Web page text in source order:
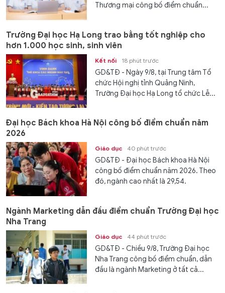
Thương mại công bố điểm chuẩn...
Trường Đại học Hạ Long trao bằng tốt nghiệp cho
hơn 1.000 học sinh, sinh viên
Kết nối 18 phút trước
GD&TĐ - Ngày 9/8, tại Trung tâm Tổ
chức Hội nghị tỉnh Quảng Ninh,
Trường Đại học Hạ Long tổ chức Lễ...
Đại học Bách khoa Hà Nội công bố điểm chuẩn năm
2026
Giáo dục 40 phút trước
GD&TĐ - Đại học Bách khoa Hà Nội
công bố điểm chuẩn năm 2026. Theo
đó, ngành cao nhất là 29,54.
Ngành Marketing dẫn đầu điểm chuẩn Trường Đại học
Nha Trang
Giáo dục 44 phút trước
GD&TĐ - Chiều 9/8, Trường Đại học
Nha Trang công bố điểm chuẩn, dẫn
đầu là ngành Marketing ở tất cả...